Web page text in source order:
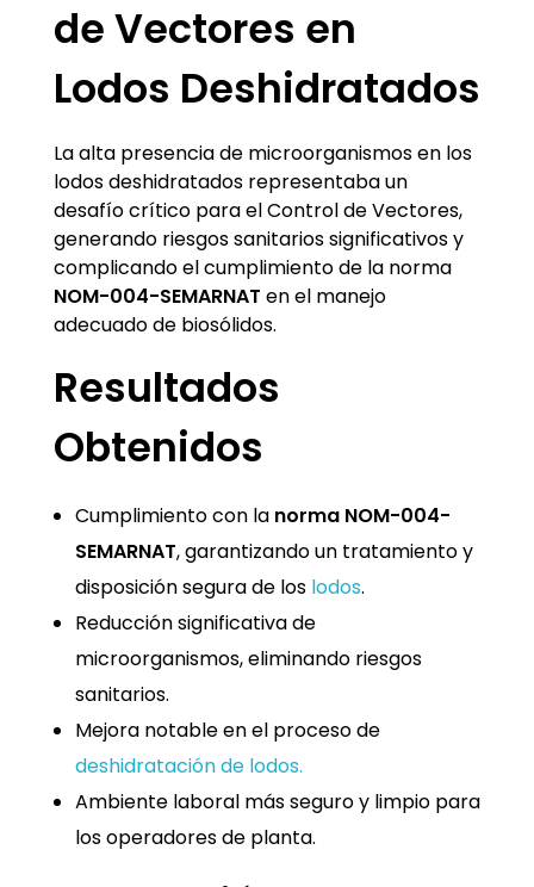
de Vectores en
Lodos Deshidratados
La alta presencia de microorganismos en los
lodos deshidratados representaba un
desafío crítico para el Control de Vectores,
generando riesgos sanitarios significativos y
complicando el cumplimiento de la norma
NOM-004-SEMARNAT en el manejo
adecuado de biosólidos.
Resultados
Obtenidos
Cumplimiento con la norma NOM-004-
SEMARNAT, garantizando un tratamiento y
disposición segura de los lodos.
Reducción significativa de
microorganismos, eliminando riesgos
sanitarios.
Mejora notable en el proceso de
deshidratación de lodos.
Ambiente laboral más seguro y limpio para
los operadores de planta.